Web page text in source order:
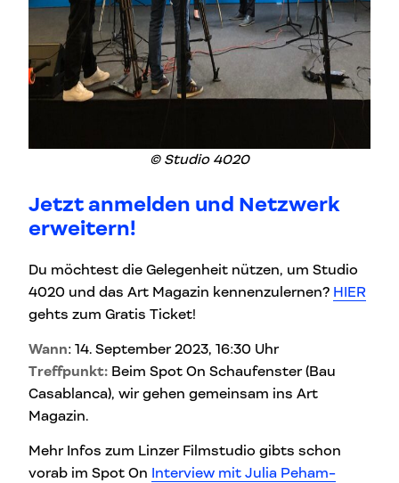
© Studio 4020
Jetzt anmelden und Netzwerk
erweitern!
Du möchtest die Gelegenheit nützen, um Studio
4020 und das Art Magazin kennenzulernen? HIER
gehts zum Gratis Ticket!
Wann: 14. September 2023, 16:30 Uhr
Treffpunkt: Beim Spot On Schaufenster (Bau
Casablanca), wir gehen gemeinsam ins Art
Magazin.
Mehr Infos zum Linzer Filmstudio gibts schon
vorab im Spot On Interview mit Julia Peham-